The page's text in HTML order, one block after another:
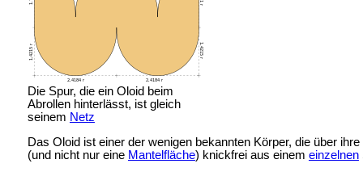
Die Spur, die ein Oloid beim
Abrollen hinterlässt, ist gleich
seinem Netz
Das Oloid ist einer der wenigen bekannten Körper, die über
(und nicht nur eine Mantelfläche) knickfrei aus einem einzelnen